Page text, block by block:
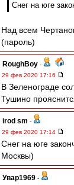
Снег на юге
Над всем
(пароль)
RoughBoy -
29 фев 2020 17:16
В Зеленограде
Тушино
irod sm -
29 фев 2020 17:14
Снег на юге
Москвы)
Увар1969 -